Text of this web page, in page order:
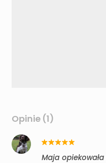
Opinie (1)
Maja